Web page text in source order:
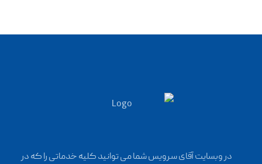
در وبسایت آقای سرویس شما می توانید کلیه خدماتی را که در